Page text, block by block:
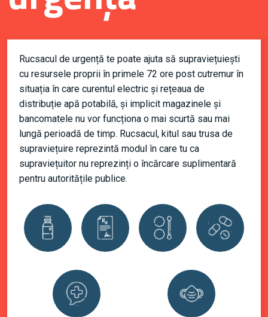
Rucsacul de urgență te poate ajuta să supraviețuiești
cu resursele proprii în primele 72 ore post cutremur în
situația în care curentul electric și rețeaua de
distribuție apă potabilă, și implicit magazinele și
bancomatele nu vor funcționa o mai scurtă sau mai
lungă perioadă de timp. Rucsacul, kitul sau trusa de
supraviețuire reprezintă modul în care tu ca
supraviețuitor nu reprezinți o încărcare suplimentară
pentru autoritățile publice.